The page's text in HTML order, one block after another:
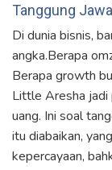
Tanggung
Di dunia bisnis,
angka.Berapa
Berapa growth
Little Aresha jadi
uang. Ini soal
itu diabaikan,
kepercayaan,